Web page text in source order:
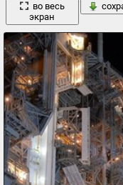
во весь
экран